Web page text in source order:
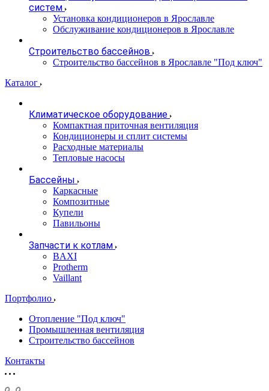
систем
Установка кондиционеров в Ярославле
Обслуживание кондиционеров в Ярославле
Строительство бассейнов
Строительство бассейнов в Ярославле "Под ключ"
Каталог
Климатическое оборудование
Компактная приточная вентиляция
Кондиционеры и сплит системы
Расходные материалы
Тепловые насосы
Бассейны
Каркасные
Композитные
Купели
Павильоны
Запчасти к котлам
BAXI
Protherm
Vaillant
Портфолио
Отопление "Под ключ"
Промышленная вентиляция
Строительство бассейнов
Контакты